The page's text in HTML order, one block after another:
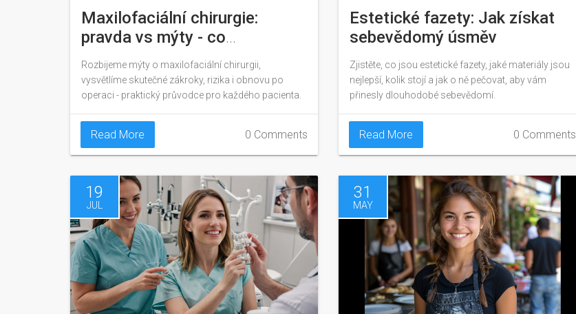
Maxilofaciální chirurgie:
pravda vs mýty - co
potřebujete vědět
Rozbijeme mýty o maxilofaciální chirurgii,
vysvětlíme skutečné zákroky, rizika i obnovu po
operaci - praktický průvodce pro každého pacienta.
Read More 0 Comments
Estetické fazety: Jak získat
sebevědomý úsměv
Zjistěte, co jsou estetické fazety, jaké materiály jsou
nejlepší, kolik stojí a jak o ně pečovat, aby vám
přinesly dlouhodobé sebevědomí.
Read More 0 Comments
19
JUL
31
MAY